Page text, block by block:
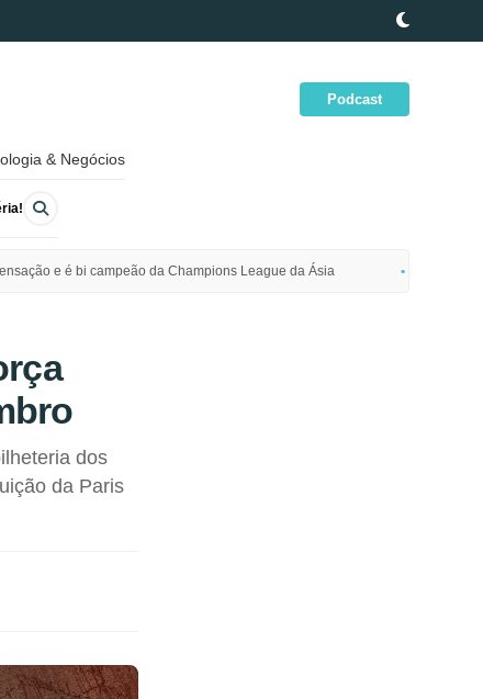
Podcast
& Negócios
e é bi campeão da Champions League da Ásia
dos
da Paris